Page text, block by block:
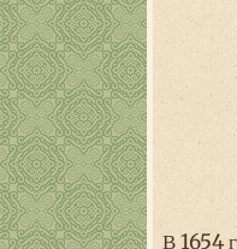
В 1654